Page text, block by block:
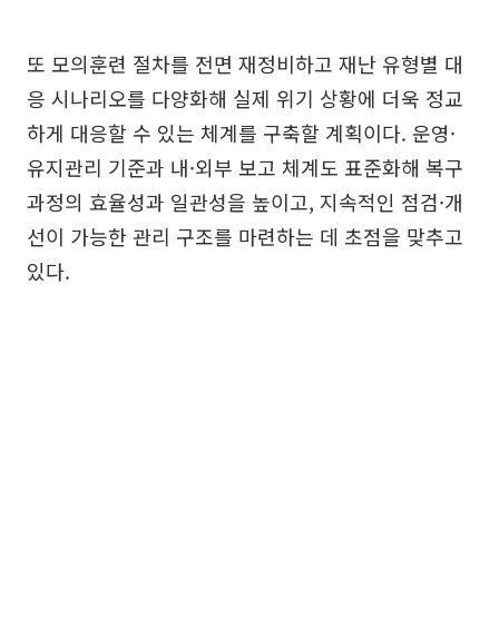
또 모의훈련 절차를 전면 재정비하고 재난 유형별 대
응 시나리오를 다양화해 실제 위기 상황에 더욱 정교
하게 대응할 수 있는 체계를 구축할 계획이다. 운영·
유지관리 기준과 내·외부 보고 체계도 표준화해 복구
과정의 효율성과 일관성을 높이고, 지속적인 점검·개
선이 가능한 관리 구조를 마련하는 데 초점을 맞추고
있다.